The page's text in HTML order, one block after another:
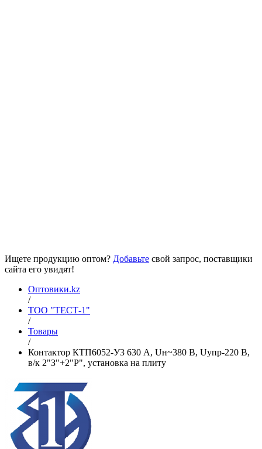
Ищете продукцию оптом? Добавьте свой запрос, поставщики
сайта его увидят!
Оптовики.kz
/
ТОО "ТЕСТ-1"
/
Товары
/
Контактор КТП6052-У3 630 А, Uн~380 В, Uупр-220 В,
в/к 2"З"+2"Р", установка на плиту